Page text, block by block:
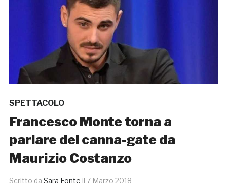
SPETTACOLO
Francesco Monte torna a
parlare del canna-gate da
Maurizio Costanzo
Scritto da Sara Fonte il 7 Marzo 2018